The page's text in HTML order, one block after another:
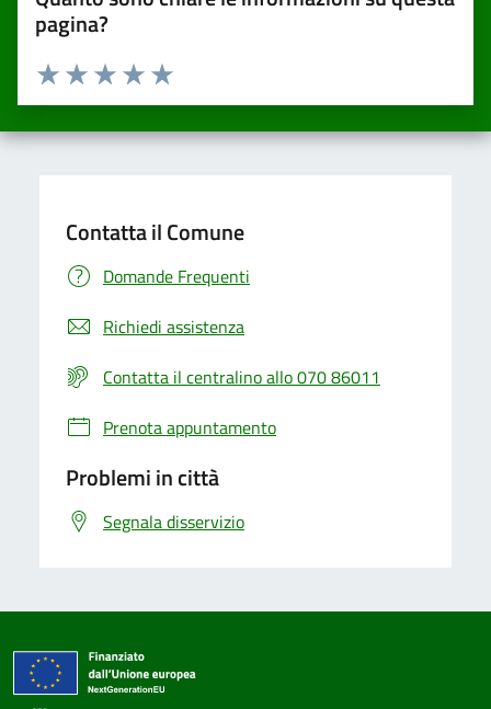
pagina?
Valuta da 1 a 5 stelle la pagina
Valuta 5 stelle su 5
Valuta 4 stelle su 5
Valuta 3 stelle su 5
Valuta 2 stelle su 5
Valuta una stella su 5
Contatta il Comune
Domande Frequenti
Richiedi assistenza
Contatta il centralino allo 070 86011
Prenota appuntamento
Problemi in città
Segnala disservizio